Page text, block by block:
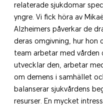
relaterade sjukdomar
yngre. Vi fick höra av
Alzheimers påverkar de
deras omgivning, hur hon
team arbetar med vården
utvecklar den, arbetar
om demens i samhället
balanserar sjukvårdens
resurser. En mycket